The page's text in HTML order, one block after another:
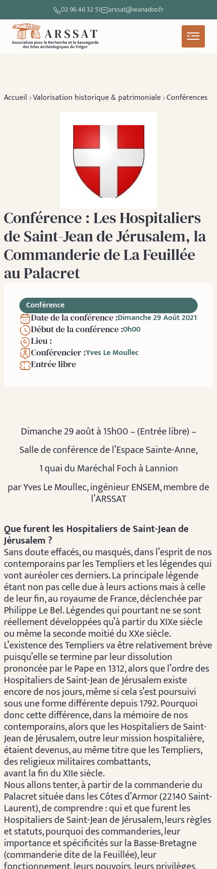
02 96 46 32 51 arssat@wanadoo.fr
Accueil Valorisation historique & patrimoniale Conférences
Conférence : Les Hospitaliers
de Saint-Jean de Jérusalem, la
Commanderie de La Feuillée
au Palacret
Conférence
Date de la conférence :Dimanche 29 Août 2021
Début de la conférence :0h00
Lieu :
Conférencier :Yves Le Moullec
Entrée libre
Dimanche 29 août à 15h00 – (Entrée libre) –
Salle de conférence de l’Espace Sainte-Anne,
1 quai du Maréchal Foch à Lannion
par Yves Le Moullec, ingénieur ENSEM, membre de
l’ARSSAT
Que furent les Hospitaliers de Saint-Jean de
Jérusalem ?
Sans doute effacés, ou masqués, dans l’esprit de nos
contemporains par les Templiers et les légendes qui
vont auréoler ces derniers. La principale légende
étant non pas celle due à leurs actions mais à celle
de leur fin, au royaume de France, déclenchée par
Philippe Le Bel. Légendes qui pourtant ne se sont
réellement développées qu’à partir du XIXe siècle
ou même la seconde moitié du XXe siècle.
L’existence des Templiers va être relativement brève
puisqu’elle se termine par leur dissolution
prononcée par le Pape en 1312, alors que l’ordre des
Hospitaliers de Saint-Jean de Jérusalem existe
encore de nos jours, même si cela s’est poursuivi
sous une forme différente depuis 1792. Pourquoi
donc cette différence, dans la mémoire de nos
contemporains, alors que les Hospitaliers de Saint-
Jean de Jérusalem, outre leur mission hospitalière,
étaient devenus, au même titre que les Templiers,
des religieux militaires combattants,
avant la fin du XIIe siècle.
Nous allons tenter, à partir de la commanderie du
Palacret située dans les Côtes d’Armor (22140 Saint-
Laurent), de comprendre : qui et que furent les
Hospitaliers de Saint-Jean de Jérusalem, leurs règles
et statuts, pourquoi des commanderies, leur
importance et spécificités sur la Basse-Bretagne
(commanderie dite de la Feuillée), leur